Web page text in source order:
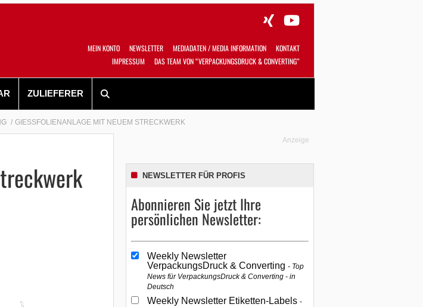
MEIN KONTO NEWSLETTER MEDIADATEN / MEDIA INFORMATION
KONTAKT
IMPRESSUM
DAS TEAM VON “VERPACKUNGSDRUCK & CONVERTING”
ZULIEFERER
GIESSFOLIENANLAGE MIT NEUEM STRECKWERK
Anzeige
NEWSLETTER FÜR PROFIS
Abonnieren Sie jetzt Ihre
persönlichen Newsletter:
Weekly Newsletter
VerpackungsDruck & Converting Top
News für VerpackungsDruck & Converting - in
Deutsch
Weekly Newsletter Etiketten-Labels